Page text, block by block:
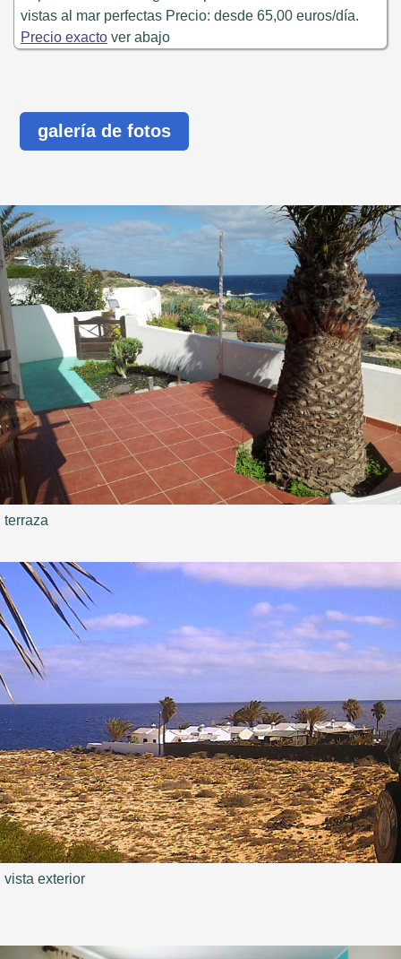
vistas al mar perfectas Precio: desde 65,00 euros/día.
Precio exacto ver abajo
galería de fotos
terraza
vista exterior